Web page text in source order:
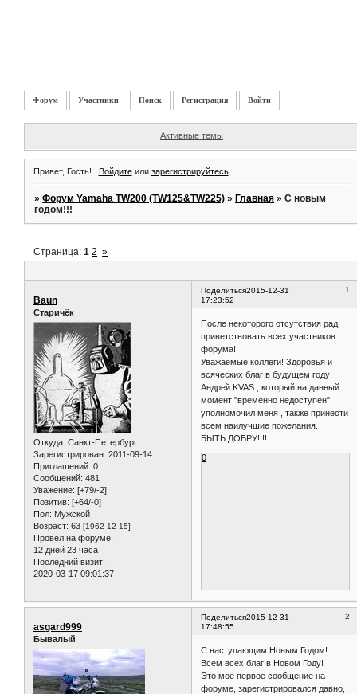
Форум Участники Поиск Регистрация Войти
Активные темы
Привет, Гость! Войдитеили зарегистрируйтесь.
»Форум Yamaha TW200 (TW125&TW225) »Главная »С новым
годом!!!
Страница:1 2 »
Поделиться 1
2015-12-31
17:23:52
Baun
Старичёк
Откуда: Санкт-Петербург
Зарегистрирован: 2011-09-14
Приглашений: 0
Сообщений: 481
Уважение: [+79/-2]
Позитив: [+64/-0]
Пол: Мужской
Возраст: 63 [1962-12-15]
Провел на форуме:
12 дней 23 часа
Последний визит:
2020-03-17 09:01:37
После некоторого отсутствия рад
приветствовать всех участников
форума!
Уважаемые коллеги! Здоровья и
всяческих благ в будущем году!
Андрей KVAS , который на данный
момент "временно недоступен"
уполномочил меня , также принести
всем наилучшие пожелания.
БЫТЬ ДОБРУ!!!!
0
Поделиться 2
2015-12-31
17:48:55
asgard999
Бывалый
С наступающим Новым Годом!
Всем всех благ в Новом Году!
Это мое первое сообщение на
форуме, зарегистрировался давно,